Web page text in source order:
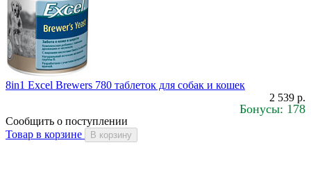
8in1 Excel Brewers 780 таблеток для собак и кошек
2 539 р.
Бонусы: 178
Сообщить о поступлении
Товар в корзине
В корзину